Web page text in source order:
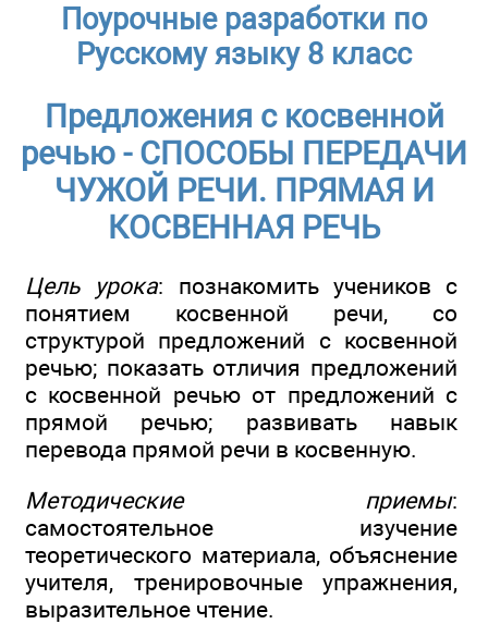
Поурочные разработки по
Русскому языку 8 класс
Предложения с косвенной
речью - СПОСОБЫ ПЕРЕДАЧИ
ЧУЖОЙ РЕЧИ. ПРЯМАЯ И
КОСВЕННАЯ РЕЧЬ
Цель урока: познакомить учеников с
понятием косвенной речи, со
структурой предложений с косвенной
речью; показать отличия предложений
с косвенной речью от предложений с
прямой речью; развивать навык
перевода прямой речи в косвенную.
Методические приемы:
самостоятельное изучение
теоретического материала, объяснение
учителя, тренировочные упражнения,
выразительное чтение.